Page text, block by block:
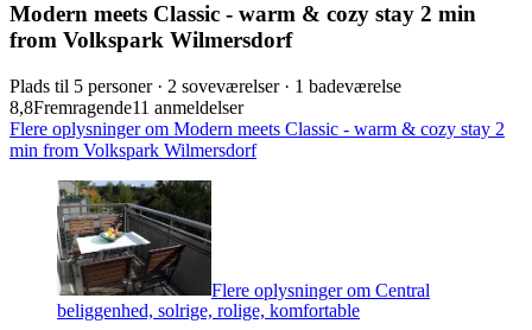
Modern meets Classic - warm & cozy stay 2 min
from Volkspark Wilmersdorf
Plads til 5 personer · 2 soveværelser · 1 badeværelse
8,8Fremragende11 anmeldelser
Flere oplysninger om Modern meets Classic - warm & cozy stay 2
min from Volkspark Wilmersdorf
Flere oplysninger om Central
beliggenhed, solrige, rolige, komfortable